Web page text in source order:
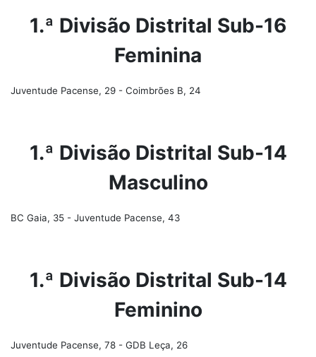
1.ª Divisão Distrital Sub-16
Feminina
Juventude Pacense, 29 - Coimbrões B, 24
1.ª Divisão Distrital Sub-14
Masculino
BC Gaia, 35 - Juventude Pacense, 43
1.ª Divisão Distrital Sub-14
Feminino
Juventude Pacense, 78 - GDB Leça, 26